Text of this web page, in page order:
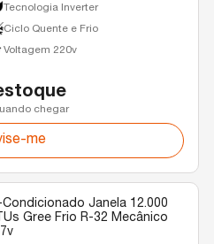
Tecnologia Inverter
Ciclo Quente e Frio
Voltagem 220v
chegar
me
Condicionado Janela 12.000
Gree Frio R-32 Mecânico